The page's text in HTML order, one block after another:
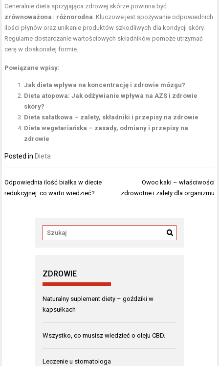
Generalnie dieta sprzyjająca zdrowej skórze powinna być
zrównoważona i różnorodna. Kluczowe jest spożywanie odpowiednich
ilości płynów oraz unikanie produktów szkodliwych dla kondycji skóry.
Regularne dostarczanie wartościowych składników pomoże utrzymać
cerę w doskonałej formie.
Powiązane wpisy:
Jak dieta wpływa na koncentrację i zdrowie mózgu?
Dieta atopowa: Jak odżywianie wpływa na AZS i zdrowie
skóry?
Dieta sałatkowa – zalety, składniki i przepisy na zdrowie
Dieta wegetariańska – zasady, odmiany i przepisy na
zdrowie
Posted in Dieta
Nawigacja
wpisu
Odpowiednia ilość białka w diecie
redukcyjnej: co warto wiedzieć?
Owoc kaki – właściwości
zdrowotne i zalety dla organizmu
ZDROWIE
Naturalny suplement diety – goździki w
kapsułkach
Wszystko, co musisz wiedzieć o oleju CBD.
Leczenie u stomatologa